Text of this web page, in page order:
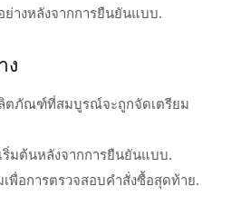
ย่างหลังจากการยืนยันแบบ.
ง
ตภัณฑ์ที่สมบูรณ์จะถูกจัดเตรียม
ริ่มต้นหลังจากการยืนยันแบบ.
เพื่อการตรวจสอบคำสั่งซื้อสุดท้าย.